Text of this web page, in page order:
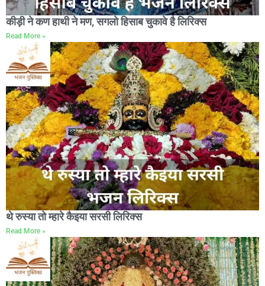
कीड़ी ने कण हाथी ने मण, सगलो हिसाब चुकावे है लिरिक्स
Read More »
थे रुस्या तो म्हारे कैइया सरसी लिरिक्स
Read More »